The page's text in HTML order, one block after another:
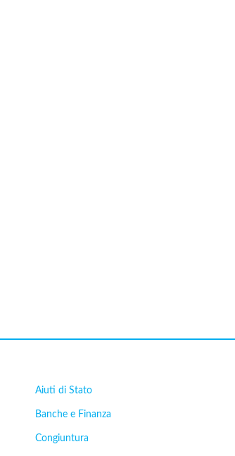
Aiuti di Stato
Banche e Finanza
Congiuntura